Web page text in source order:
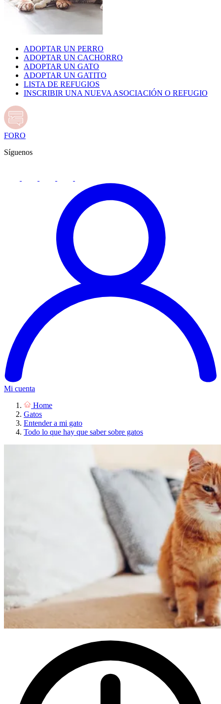
ADOPTAR UN PERRO
ADOPTAR UN CACHORRO
ADOPTAR UN GATO
ADOPTAR UN GATITO
LISTA DE REFUGIOS
INSCRIBIR UNA NUEVA ASOCIACIÓN O REFUGIO
FORO
Síguenos
Mi cuenta
Home
Gatos
Entender a mi gato
Todo lo que hay que saber sobre gatos